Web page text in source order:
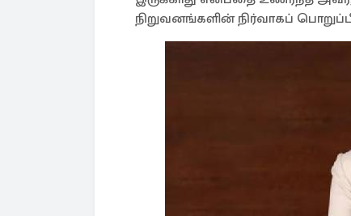
நிறுவனங்களின் நிர்வாகப்